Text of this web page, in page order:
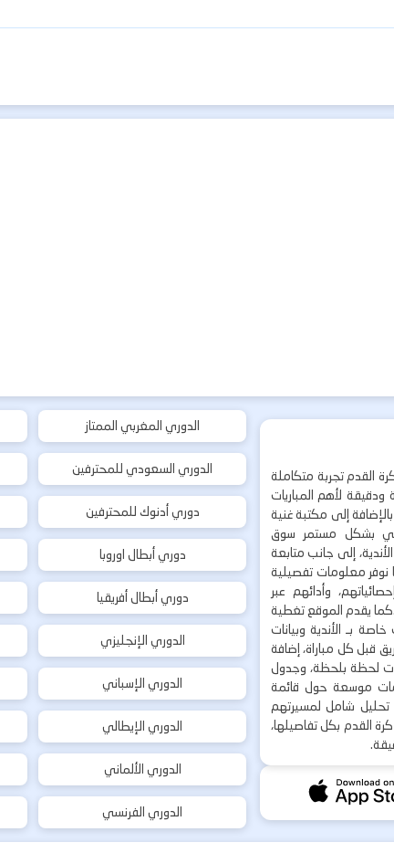
القدم تجربة متكاملة
لأهم المباريات
بالإضافة إلى مكتبة غنية
بشكل مستمر سوق
إلى جانب متابعة
نوفر معلومات تفصيلية
وأدائهم عبر
يقدم الموقع تغطية
بـ الأندية وبيانات
قبل كل مباراة، إضافة
لحظة بلحظة، وجدول
موسعة حول قائمة
تحليل شامل لمسيرتهم
القدم بكل تفاصيلها،
الدوري المغربي الممتاز
الدوري السعودي للمحترفين
دوري أدنوك للمحترفين
دوري أبطال اوروبا
دوري أبطال أفريقيا
الدوري الإنجليزي
الدوري الإسباني
الدوري الإيطالي
الدوري الألماني
الدوري الفرنسي